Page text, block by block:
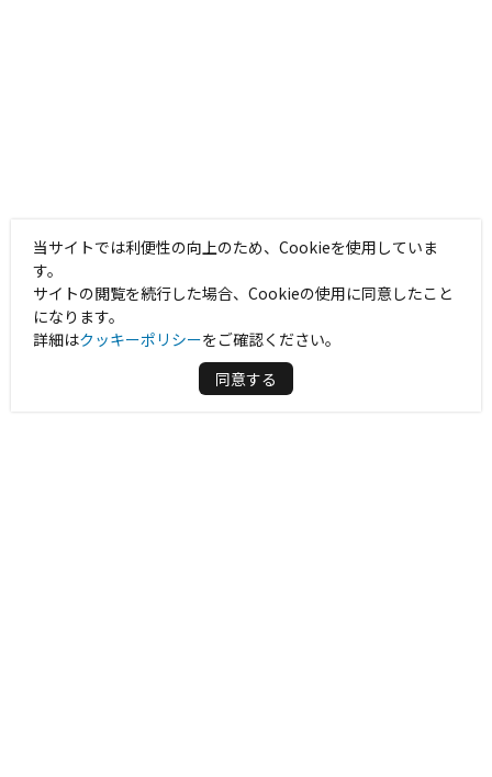
当サイトでは利便性の向上のため、Cookieを使用していま
す。
サイトの閲覧を続行した場合、Cookieの使用に同意したこと
になります。
詳細はクッキーポリシーをご確認ください。
同意する